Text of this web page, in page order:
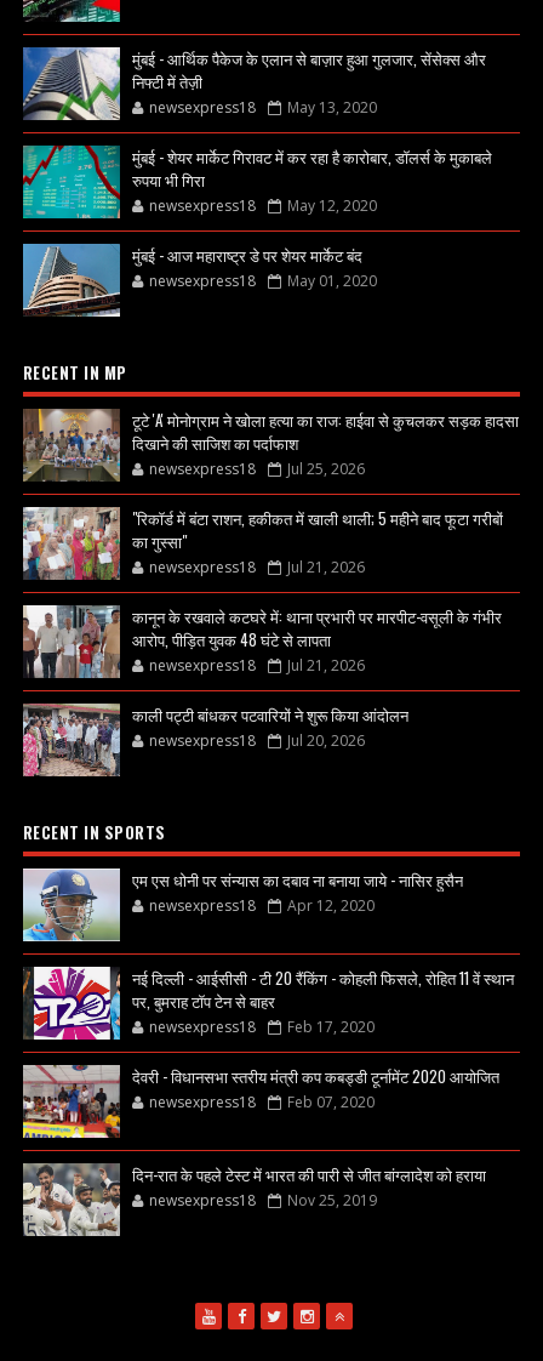
मुंबई - आर्थिक पैकेज के एलान से बाज़ार हुआ गुलजार, सेंसेक्स और
निफ्टी में तेज़ी
newsexpress18 May 13, 2020
मुंबई - शेयर मार्केट गिरावट में कर रहा है कारोबार, डॉलर्स के मुकाबले
रुपया भी गिरा
newsexpress18 May 12, 2020
मुंबई - आज महाराष्ट्र डे पर शेयर मार्केट बंद
newsexpress18 May 01, 2020
RECENT IN MP
टूटे 'A' मोनोग्राम ने खोला हत्या का राज: हाईवा से कुचलकर सड़क हादसा
दिखाने की साजिश का पर्दाफाश
newsexpress18 Jul 25, 2026
"रिकॉर्ड में बंटा राशन, हकीकत में खाली थाली; 5 महीने बाद फूटा गरीबों
का गुस्सा"
newsexpress18 Jul 21, 2026
कानून के रखवाले कटघरे में: थाना प्रभारी पर मारपीट-वसूली के गंभीर
आरोप, पीड़ित युवक 48 घंटे से लापता
newsexpress18 Jul 21, 2026
काली पट्टी बांधकर पटवारियों ने शुरू किया आंदोलन
newsexpress18 Jul 20, 2026
RECENT IN SPORTS
एम एस धोनी पर संन्यास का दबाव ना बनाया जाये - नासिर हुसैन
newsexpress18 Apr 12, 2020
नई दिल्ली - आईसीसी - टी 20 रैंकिंग - कोहली फिसले, रोहित 11 वें स्थान
पर, बुमराह टॉप टेन से बाहर
newsexpress18 Feb 17, 2020
देवरी - विधानसभा स्तरीय मंत्री कप कबड्डी टूर्नामेंट 2020 आयोजित
newsexpress18 Feb 07, 2020
दिन-रात के पहले टेस्ट में भारत की पारी से जीत बांग्लादेश को हराया
newsexpress18 Nov 25, 2019